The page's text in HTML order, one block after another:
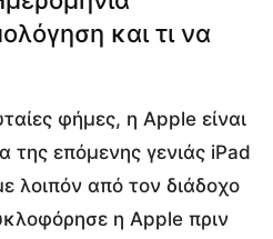
και τι να
φήμες, η Apple είναι
της επόμενης γενιάς iPad
λοιπόν από τον διάδοχο
η Apple πριν